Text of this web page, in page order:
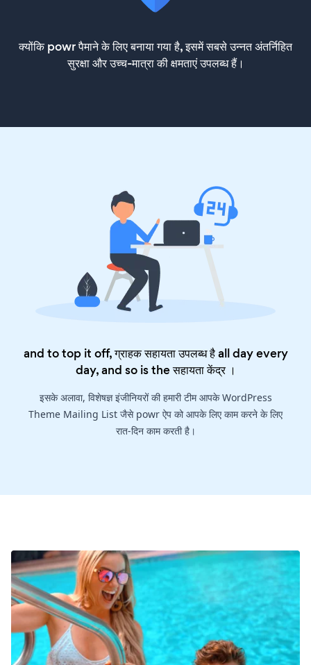
क्योंकि powr पैमाने के लिए बनाया गया है, इसमें सबसे उन्नत अंतर्निहित
सुरक्षा और उच्च-मात्रा की क्षमताएं उपलब्ध हैं।
and to top it off, ग्राहक सहायता उपलब्ध है all day every
day, and so is theसहायता केंद्र।
इसके अलावा, विशेषज्ञ इंजीनियरों की हमारी टीम आपके WordPress
Theme Mailing List जैसे powr ऐप को आपके लिए काम करने के लिए
रात-दिन काम करती है।